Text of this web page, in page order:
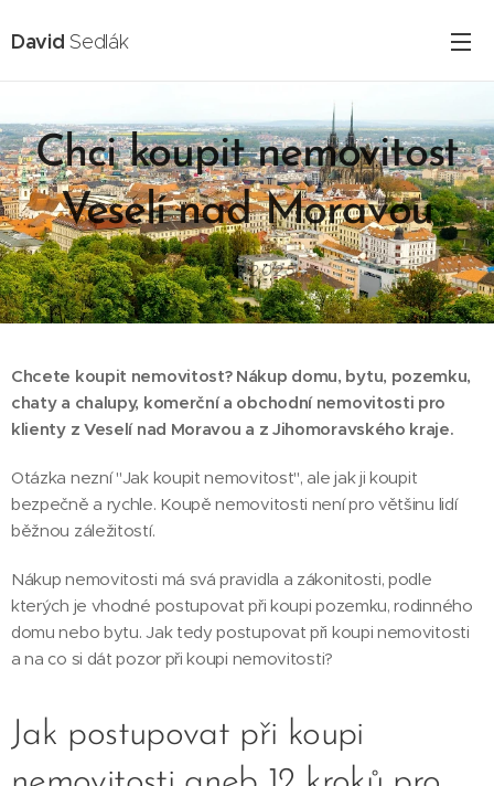
DavidSedlák
Chci koupit nemovitost
Veselí nad Moravou
16.02.2025
Chcete koupit nemovitost? Nákup domu, bytu, pozemku,
chaty a chalupy, komerční a obchodní nemovitosti pro
klienty z Veselí nad Moravou a z Jihomoravského kraje.
Otázka nezní "Jak koupit nemovitost", ale jak ji koupit
bezpečně a rychle. Koupě nemovitosti není pro většinu lidí
běžnou záležitostí.
Nákup nemovitosti má svá pravidla a zákonitosti, podle
kterých je vhodné postupovat při koupi pozemku, rodinného
domu nebo bytu. Jak tedy postupovat při koupi nemovitosti
a na co si dát pozor při koupi nemovitosti?
Jak postupovat při koupi